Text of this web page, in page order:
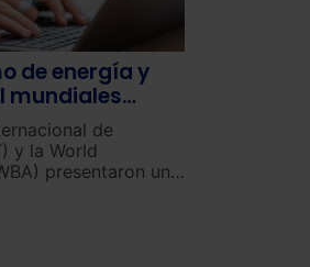
de energía y
mundiales
de
y la World
presentaron un
consumo de
climáticos de 200